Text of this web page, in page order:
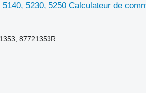
5230, 5250 Calculateur de
87721353R